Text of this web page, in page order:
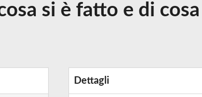
si è fatto e di
Dettagli